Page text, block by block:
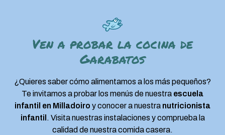
Ven a probar la cocina de
Garabatos
¿Quieres saber cómo alimentamos a los más pequeños?
Te invitamos a probar los menús de nuestra escuela
infantil en Milladoiro y conocer a nuestra nutricionista
infantil . Visita nuestras instalaciones y comprueba la
calidad de nuestra comida casera.